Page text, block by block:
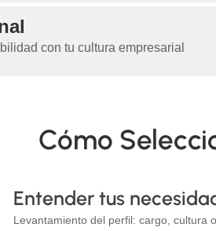
con tu cultura empresarial
Cómo
Entender tus
Levantamiento del perfil: cargo, cultura